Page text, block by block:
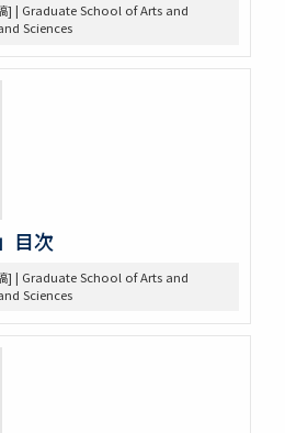
Law Lemieux Agree’t &
west]
tow. Land policy
35
Notes
History, Prof. McIlwain
] | Graduate School of Arts and
Sciences
目次
] | Graduate School of Arts and
Sciences